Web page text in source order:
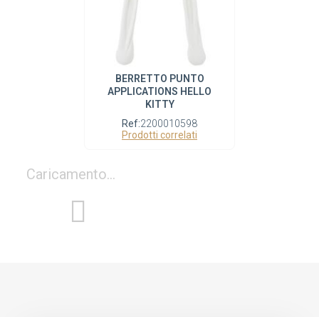
BERRETTO PUNTO
APPLICATIONS HELLO
KITTY
Ref:2200010598
Prodotti correlati
Caricamento...